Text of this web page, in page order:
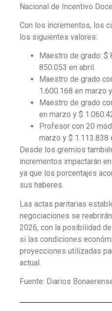
Nacional de Incentivo
Con los incrementos, los
los siguientes valores:
Maestro de grado: $
850.053 en abril.
Maestro de grado
1.600.168 en marzo
Maestro de grado
en marzo y $
Profesor con 20
marzo y $ 1.113.838
Desde los gremios
incrementos impactarán
ya que los porcentajes
sus haberes.
Las actas paritarias
negociaciones se
2026, con la posibilidad
si las condiciones
proyecciones utilizadas
actual.
Fuente: Diarios